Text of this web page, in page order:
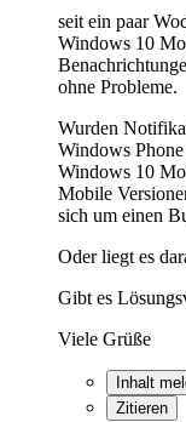
seit ein paar
Windows 10
ohne Probleme.
Wurden
Windows
Windows 10
Mobile
sich um einen
Oder liegt es
Gibt es
Viele Grüße
Inhalt
Zitieren